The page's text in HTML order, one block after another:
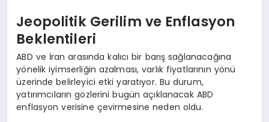
Jeopolitik Gerilim ve Enflasyon
Beklentileri
ABD ve İran arasında kalıcı bir barış sağlanacağına
yönelik iyimserliğin azalması, varlık fiyatlarının yönü
üzerinde belirleyici etki yaratıyor. Bu durum,
yatırımcıların gözlerini bugün açıklanacak ABD
enflasyon verisine çevirmesine neden oldu.